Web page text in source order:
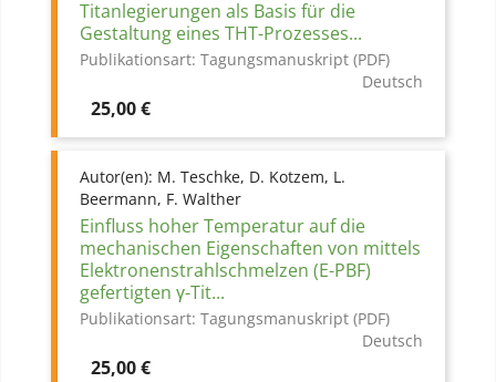
Titanlegierungen als Basis für die
Gestaltung eines THT-Prozesses...
Publikationsart: Tagungsmanuskript (PDF)
Deutsch
Preis
25,00 €
Autor(en): M. Teschke, D. Kotzem, L.
Beermann, F. Walther
Einfluss hoher Temperatur auf die
mechanischen Eigenschaften von mittels
Elektronenstrahlschmelzen (E-PBF)
gefertigten γ-Tit...
Publikationsart: Tagungsmanuskript (PDF)
Deutsch
Preis
25,00 €